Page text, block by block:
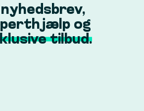
nyhedsbrev,
og
tilbud.